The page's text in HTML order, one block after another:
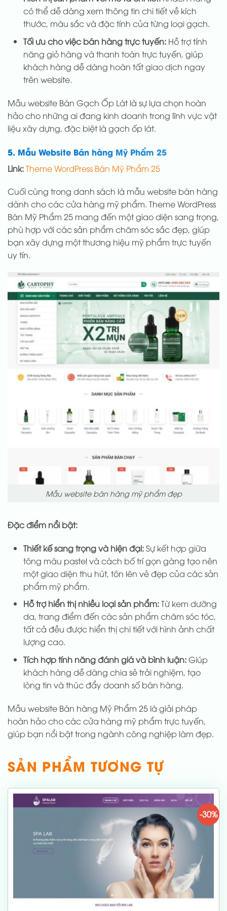
có thể dễ dàng xem thông tin chi tiết về kích
thước, màu sắc và đặc tính của từng loại gạch.
Tối ưu cho việc bán hàng trực tuyến:Hỗ trợ tính
năng giỏ hàng và thanh toán trực tuyến, giúp
khách hàng dễ dàng hoàn tất giao dịch ngay
trên website.
Mẫu website Bán Gạch Ốp Lát là sự lựa chọn hoàn
hảo cho những ai đang kinh doanh trong lĩnh vực vật
liệu xây dựng, đặc biệt là gạch ốp lát.
5. Mẫu Website Bán hàng Mỹ Phẩm 25
Link:Theme WordPress Bán Mỹ Phẩm 25
Cuối cùng trong danh sách là mẫu website bán hàng
dành cho các cửa hàng mỹ phẩm. Theme WordPress
Bán Mỹ Phẩm 25 mang đến một giao diện sang trọng,
phù hợp với các sản phẩm chăm sóc sắc đẹp, giúp
bạn xây dựng một thương hiệu mỹ phẩm trực tuyến
uy tín.
Mẫu website bán hàng mỹ phẩm đẹp
Đặc điểm nổi bật:
Thiết kế sang trọng và hiện đại:Sự kết hợp giữa
tông màu pastel và cách bố trí gọn gàng tạo nên
một giao diện thu hút, tôn lên vẻ đẹp của các sản
phẩm mỹ phẩm.
Hỗ trợ hiển thị nhiều loại sản phẩm:Từ kem dưỡng
da, trang điểm đến các sản phẩm chăm sóc tóc,
tất cả đều được hiển thị chi tiết với hình ảnh chất
lượng cao.
Tích hợp tính năng đánh giá và bình luận:Giúp
khách hàng dễ dàng chia sẻ trải nghiệm, tạo
lòng tin và thúc đẩy doanh số bán hàng.
Mẫu website Bán hàng Mỹ Phẩm 25 là giải pháp
hoàn hảo cho các cửa hàng mỹ phẩm trực tuyến,
giúp bạn nổi bật trong ngành công nghiệp làm đẹp.
SẢN PHẨM TƯƠNG TỰ
-30%